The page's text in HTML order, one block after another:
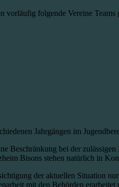
vorläufig folgende Vereine Teams
Jahrgängen im
Beschränkung bei der
Bisons stehen natürlich in
der aktuellen Situation
mit den Behörden erarbeitet